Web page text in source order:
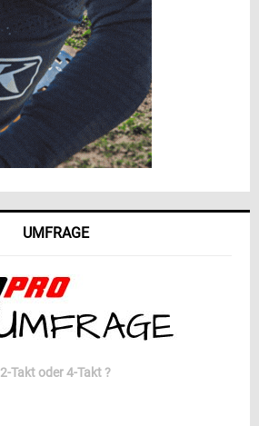
UMFRAGE
2-Takt oder 4-Takt ?